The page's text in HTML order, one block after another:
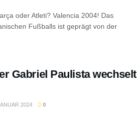
oder Atleti? Valencia 2004! Das
Fußballs ist geprägt von der
Gabriel Paulista wechselt
2024 0